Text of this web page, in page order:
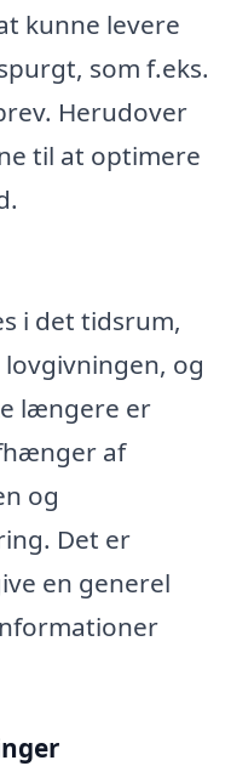
kunne levere
som f.eks.
Herudover
til at optimere
i det tidsrum,
og
længere er
af
og
Det er
en generel